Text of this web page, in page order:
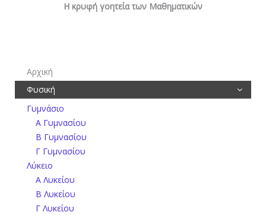
Η κρυφή γοητεία των Μαθηματικών
Αρχική
Φυσική
Γυμνάσιο
Α Γυμνασίου
Β Γυμνασίου
Γ Γυμνασίου
Λύκειο
Α Λυκείου
Β Λυκείου
Γ Λυκείου